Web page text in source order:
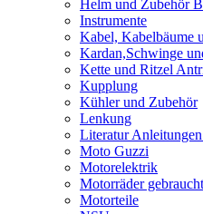
Helm und Zubehör
Instrumente
Kabel, Kabelbäume
Kardan,Schwinge
Kette und Ritzel
Kupplung
Kühler und Zubehör
Lenkung
Literatur
Moto Guzzi
Motorelektrik
Motorräder gebraucht
Motorteile